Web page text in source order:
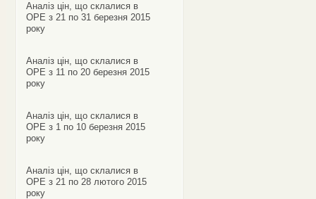
Аналіз цін, що склалися в
ОРЕ з 21 по 31 березня 2015
року
Аналіз цін, що склалися в
ОРЕ з 11 по 20 березня 2015
року
Аналіз цін, що склалися в
ОРЕ з 1 по 10 березня 2015
року
Аналіз цін, що склалися в
ОРЕ з 21 по 28 лютого 2015
року